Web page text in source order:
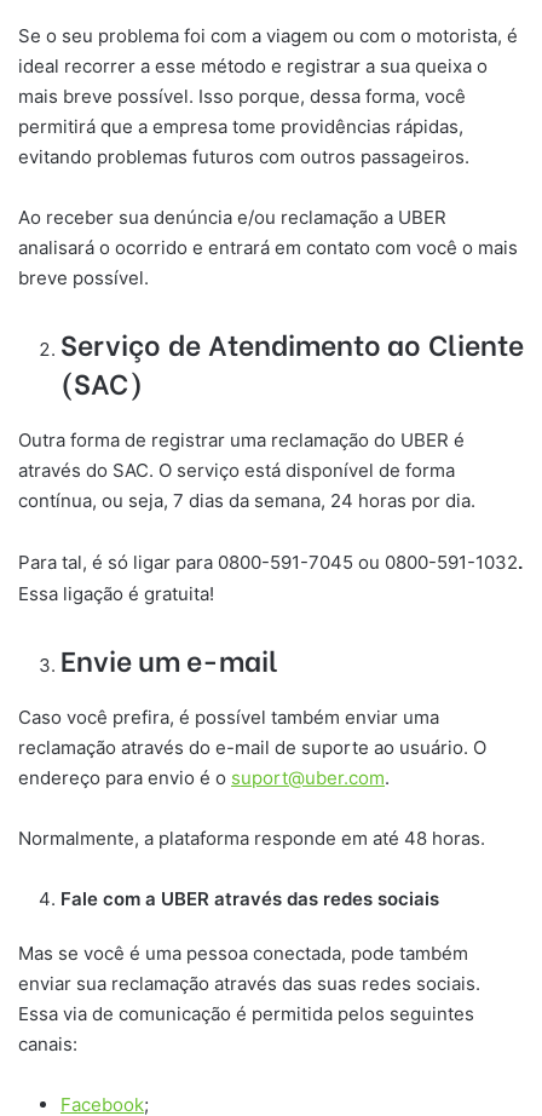
Se o seu problema foi com a viagem ou com o motorista, é
ideal recorrer a esse método e registrar a sua queixa o
mais breve possível. Isso porque, dessa forma, você
permitirá que a empresa tome providências rápidas,
evitando problemas futuros com outros passageiros.
Ao receber sua denúncia e/ou reclamação a UBER
analisará o ocorrido e entrará em contato com você o mais
breve possível.
Serviço de Atendimento ao Cliente
(SAC)
Outra forma de registrar uma reclamação do UBER é
através do SAC. O serviço está disponível de forma
contínua, ou seja, 7 dias da semana, 24 horas por dia.
Para tal, é só ligar para 0800-591-7045 ou 0800-591-1032.
Essa ligação é gratuita!
Envie um e-mail
Caso você prefira, é possível também enviar uma
reclamação através do e-mail de suporte ao usuário. O
endereço para envio é o suport@uber.com.
Normalmente, a plataforma responde em até 48 horas.
Fale com a UBER através das redes sociais
Mas se você é uma pessoa conectada, pode também
enviar sua reclamação através das suas redes sociais.
Essa via de comunicação é permitida pelos seguintes
canais:
Facebook;